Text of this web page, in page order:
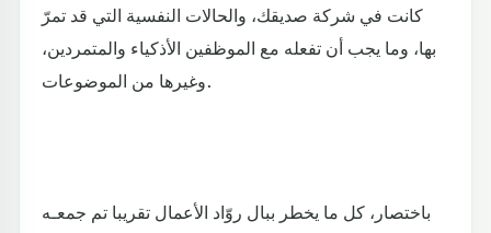
كانت في شركة صديقك، والحالات النفسية التي قد تمرّ
بها، وما يجب أن تفعله مع الموظفين الأذكياء والمتمردين،
وغيرها من الموضوعات.
باختصار، كل ما يخطر ببال روّاد الأعمال تقريبا تم جمعـه